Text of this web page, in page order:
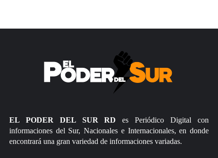
EL PODER DEL SUR RD es Periódico Digital con
informaciones del Sur, Nacionales e Internacionales, en donde
encontrará una gran variedad de informaciones variadas.